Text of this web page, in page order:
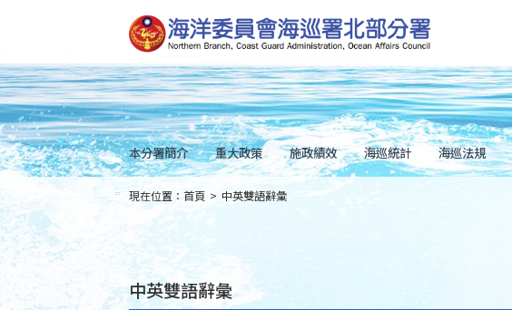
到
主
要
內
容
Skip
to
main
content
本分署簡介 重大政策 施政績效 海巡統計 海巡法規
::: 現在位置： 首頁 > 中英雙語辭彙
中英雙語辭彙